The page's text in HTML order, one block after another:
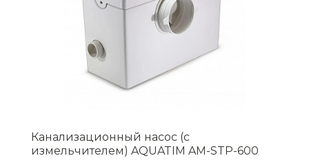
Канализационный насос (с
измельчителем) AQUATIM AM-STP-600